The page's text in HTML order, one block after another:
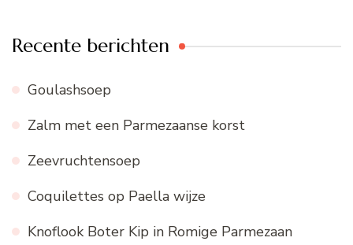
Recente berichten
Goulashsoep
Zalm met een Parmezaanse korst
Zeevruchtensoep
Coquilettes op Paella wijze
Knoflook Boter Kip in Romige Parmezaan